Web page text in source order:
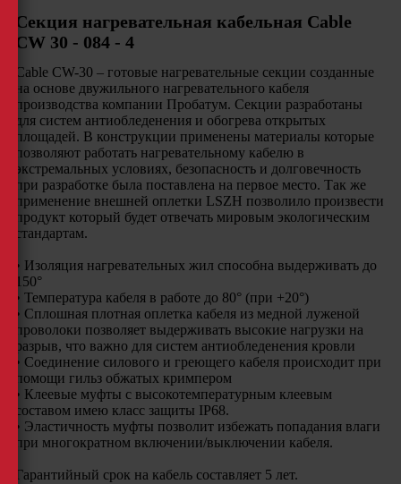
Секция нагревательная кабельная Cable
CW 30 - 084 - 4
Cable СW-30 – готовые нагревательные секции созданные
на основе двужильного нагревательного кабеля
производства компании Пробатум. Секции разработаны
для систем антиобледенения и обогрева открытых
площадей. В конструкции применены материалы которые
позволяют работать нагревательному кабелю в
экстремальных условиях, безопасность и долговечность
при разработке была поставлена на первое место. Так же
применение внешней оплетки LSZH позволило произвести
продукт который будет отвечать мировым экологическим
стандартам.
• Изоляция нагревательных жил способна выдерживать до
150°
• Температура кабеля в работе до 80° (при +20°)
• Сплошная плотная оплетка кабеля из медной луженой
проволоки позволяет выдерживать высокие нагрузки на
разрыв, что важно для систем антиобледенения кровли
• Соединение силового и греющего кабеля происходит при
помощи гильз обжатых кримпером
• Клеевые муфты с высокотемпературным клеевым
составом имею класс защиты IP68.
• Эластичность муфты позволит избежать попадания влаги
при многократном включении/выключении кабеля.
Гарантийный срок на кабель составляет 5 лет.